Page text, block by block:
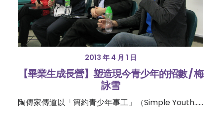
2013 年 4 月 1 日
【畢業生成長營】塑造現今青少年的招數 / 梅
詠雪
陶傳家傳道以「簡約青少年事工」（Simple Youth……